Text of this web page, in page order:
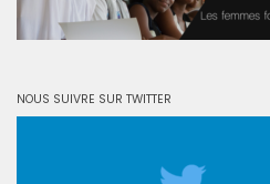
NOUS SUIVRE SUR TWITTER